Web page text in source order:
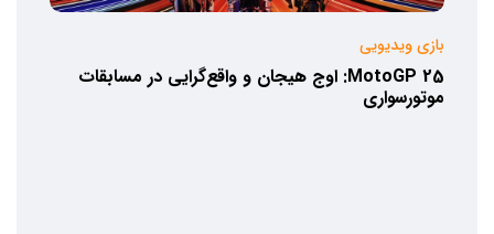
بازی ویدیویی
MotoGP 25: اوج هیجان و واقع‌گرایی در مسابقات
موتورسواری